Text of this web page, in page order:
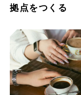
拠点をつくる